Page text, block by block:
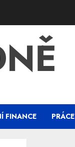
FINANCE PRÁCE